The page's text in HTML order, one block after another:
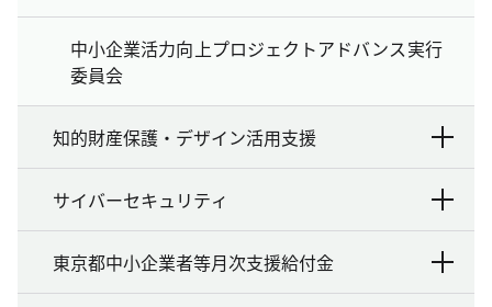
中小企業活力向上プロジェクトアドバンス実行
委員会
知的財産保護・デザイン活用支援
サイバーセキュリティ
東京都中小企業者等月次支援給付金